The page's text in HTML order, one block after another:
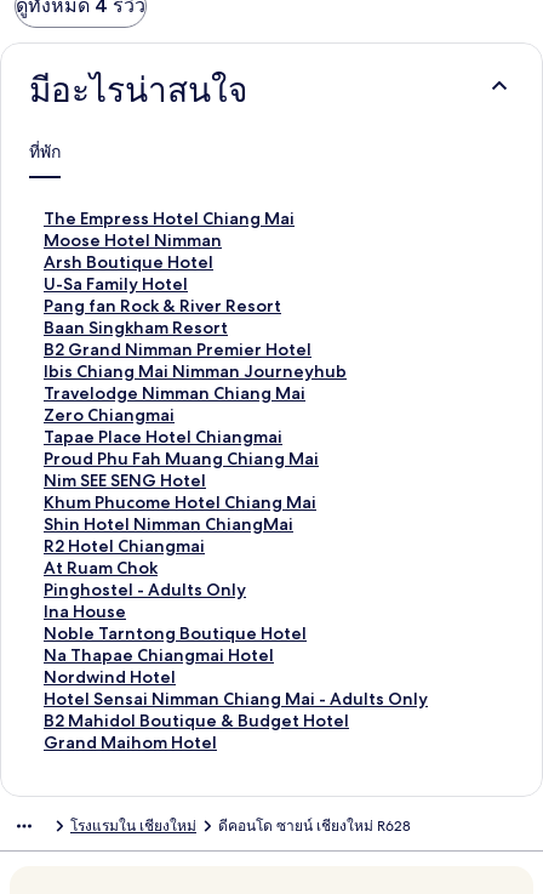
ดูทั้งหมด 4 รีวิว
มีอะไรน่าสนใจ
ที่พัก
The Empress Hotel Chiang Mai
ลิ
ง
ก์
ม
า
ต
ร
ฐ
า
น
สำ
ห
รั
บ
T
h
e
E
m
p
r
e
s
s
H
C
Moose Hotel Nimman
ลิ
ง
ก์
ม
า
ต
ร
ฐ
า
น
สำ
ห
รั
บ
M
o
o
s
e
H
o
t
e
l
m
a
Arsh Boutique Hotel
ลิ
ง
ก์
ม
า
ต
ร
ฐ
า
น
สำ
ห
รั
บ
A
r
s
h
B
o
u
t
i
o
U-Sa Family Hotel
ลิ
ง
ก์
ม
า
ต
ร
ฐ
า
น
สำ
ห
รั
บ
U
-
S
a
F
a
m
i
t
Pang fan Rock & River Resort
ลิ
ง
ก์
ม
า
ต
ร
ฐ
า
น
สำ
ห
รั
บ
P
a
n
g
f
a
n
&
Baan Singkham Resort
ลิ
ง
ก์
ม
า
ต
ร
ฐ
า
น
สำ
ห
รั
บ
B
a
a
n
S
i
a
B2 Grand Nimman Premier Hotel
ลิ
ง
ก์
ม
า
ต
ร
ฐ
า
น
สำ
ห
รั
บ
B
2
G
r
a
m
Ibis Chiang Mai Nimman Journeyhub
ลิ
ง
ก์
ม
า
ต
ร
ฐ
า
น
สำ
ห
รั
บ
I
b
i
s
n
Travelodge Nimman Chiang Mai
ลิ
ง
ก์
ม
า
ต
ร
ฐ
า
น
สำ
ห
รั
บ
T
r
a
d
Zero Chiangmai
ลิ
ง
ก์
ม
า
ต
ร
ฐ
า
น
สำ
ห
รั
บ
Z
e
i
Tapae Place Hotel Chiangmai
ลิ
ง
ก์
ม
า
ต
ร
ฐ
า
น
สำ
ห
รั
บ
T
P
Proud Phu Fah Muang Chiang Mai
ลิ
ง
ก์
ม
า
ต
ร
ฐ
า
น
สำ
ห
รั
บ
d
Nim SEE SENG Hotel
ลิ
ง
ก์
ม
า
ต
ร
ฐ
า
น
สำ
ห
รั
m
S
Khum Phucome Hotel Chiang Mai
ลิ
ง
ก์
ม
า
ต
ร
ฐ
า
น
สำ
ห
u
Shin Hotel Nimman ChiangMai
ลิ
ง
ก์
ม
า
ต
ร
ฐ
า
น
สำ
h
R2 Hotel Chiangmai
ลิ
ง
ก์
ม
า
ต
ร
ฐ
า
น
R
At Ruam Chok
ลิ
ง
ก์
ม
า
ต
ร
ฐ
า
บ
Pinghostel - Adults Only
ลิ
ง
ก์
ม
า
ต
ร
ฐ
รั
Ina House
ลิ
ง
ก์
ม
า
ต
ร
สำ
ห
Noble Tarntong Boutique Hotel
ลิ
ง
ก์
ม
า
ต
สำ
Na Thapae Chiangmai Hotel
ลิ
ง
ก์
ม
า
น
Nordwind Hotel
ลิ
ง
ก์
ม
า
Hotel Sensai Nimman Chiang Mai - Adults Only
ลิ
ง
ก์
ฐ
B2 Mahidol Boutique & Budget Hotel
ลิ
ง
ร
Grand Maihom Hotel
ลิ
ต
โรงแรมใน เชียงใหม่ ดีคอนโด ซายน์ เชียงใหม่ R628